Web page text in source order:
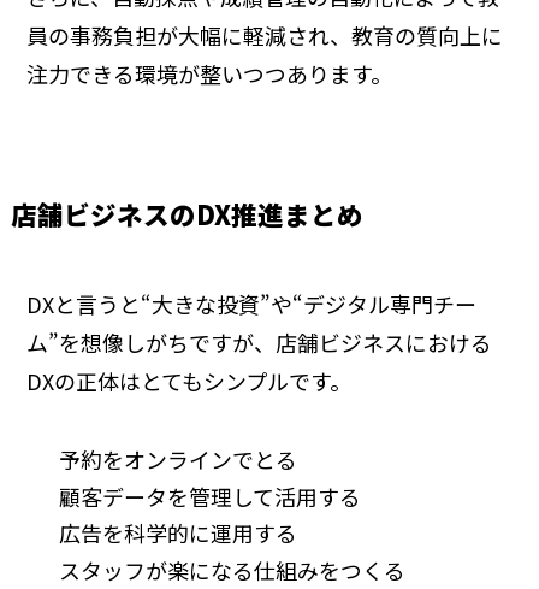
員の事務負担が大幅に軽減され、教育の質向上に
注力できる環境が整いつつあります。
店舗ビジネスのDX推進まとめ
DXと言うと“大きな投資”や“デジタル専門チー
ム”を想像しがちですが、店舗ビジネスにおける
DXの正体はとてもシンプルです。
予約をオンラインでとる
顧客データを管理して活用する
広告を科学的に運用する
スタッフが楽になる仕組みをつくる